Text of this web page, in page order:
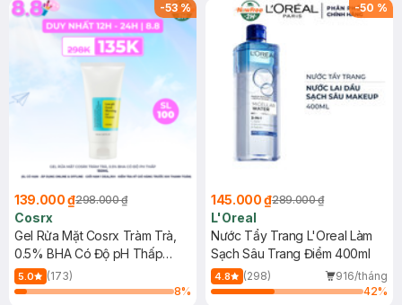
-53%
139.000 ₫298.000 ₫
Cosrx
Gel Rửa Mặt Cosrx Tràm Trà,
0.5% BHA Có Độ pH Thấp
150ml
5.0
(173)
8%
-50 %
145.000 ₫289.000 ₫
L'Oreal
Nước Tẩy Trang L'Oreal Làm
Sạch Sâu Trang Điểm 400ml
4.8 (298)
916/tháng
42%